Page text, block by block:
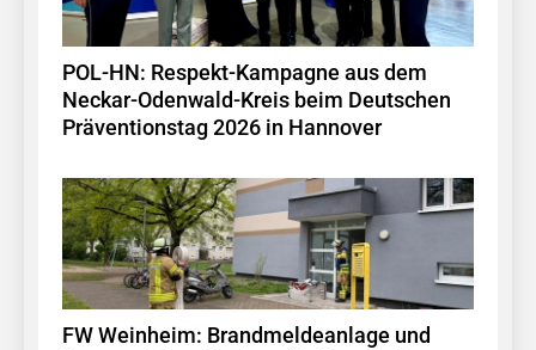
POL-HN: Respekt-Kampagne aus dem
Neckar-Odenwald-Kreis beim Deutschen
Präventionstag 2026 in Hannover
FW Weinheim: Brandmeldeanlage und